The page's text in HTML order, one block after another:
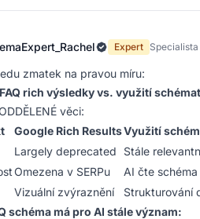
Expert
zmatek na pravou míru:
rich výsledky vs. využití
věci:
Google Rich ResultsVyužití
Largely deprecated
Stále
Omezena v SERPu
AI čte schéma
Vizuální zvýraznění
Strukturování
schéma má pro AI stále význam: